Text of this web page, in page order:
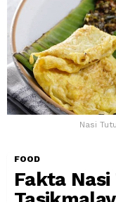
Nasi
FOOD
Fakta